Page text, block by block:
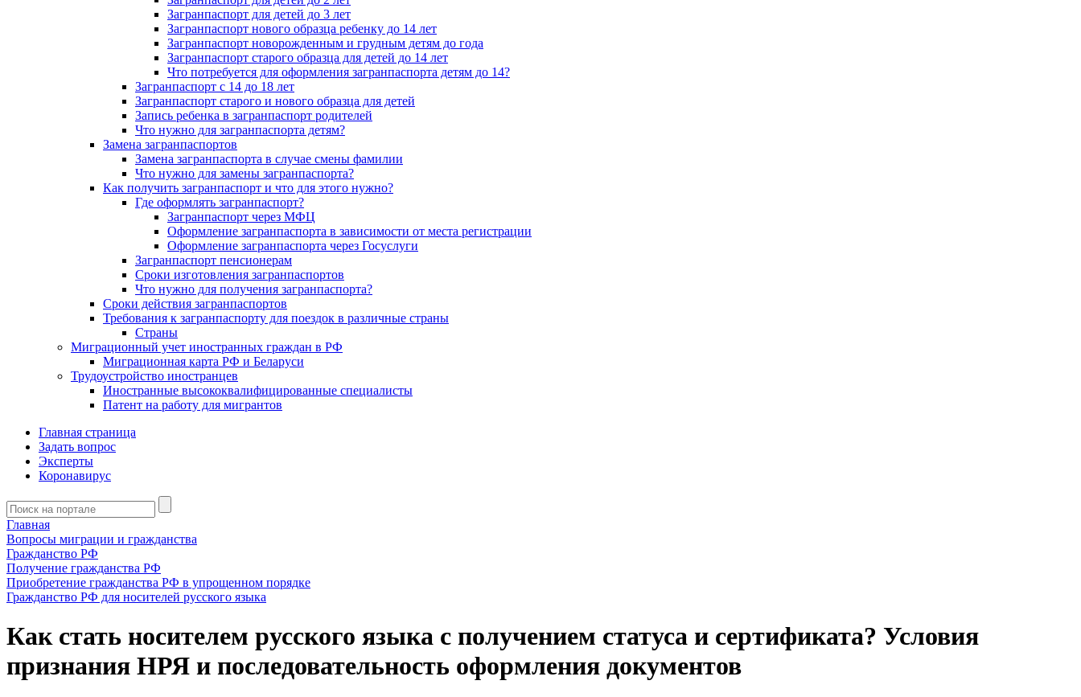
Загранпаспорт для детей до 3 лет
Загранпаспорт нового образца ребенку до 14 лет
Загранпаспорт новорожденным и грудным детям до года
Загранпаспорт старого образца для детей до 14 лет
Что потребуется для оформления загранпаспорта детям до 14?
Загранпаспорт с 14 до 18 лет
Загранпаспорт старого и нового образца для детей
Запись ребенка в загранпаспорт родителей
Что нужно для загранпаспорта детям?
Замена загранпаспортов
Замена загранпаспорта в случае смены фамилии
Что нужно для замены загранпаспорта?
Как получить загранпаспорт и что для этого нужно?
Где оформлять загранпаспорт?
Загранпаспорт через МФЦ
Оформление загранпаспорта в зависимости от места регистрации
Оформление загранпаспорта через Госуслуги
Загранпаспорт пенсионерам
Сроки изготовления загранпаспортов
Что нужно для получения загранпаспорта?
Сроки действия загранпаспортов
Требования к загранпаспорту для поездок в различные страны
Страны
Миграционный учет иностранных граждан в РФ
Миграционная карта РФ и Беларуси
Трудоустройство иностранцев
Иностранные высококвалифицированные специалисты
Патент на работу для мигрантов
Главная страница
Задать вопрос
Эксперты
Коронавирус
Главная
Вопросы миграции и гражданства
Гражданство РФ
Получение гражданства РФ
Приобретение гражданства РФ в упрощенном порядке
Гражданство РФ для носителей русского языка
Как стать носителем русского языка с получением статуса и сертификата? Условия
признания НРЯ и последовательность оформления документов